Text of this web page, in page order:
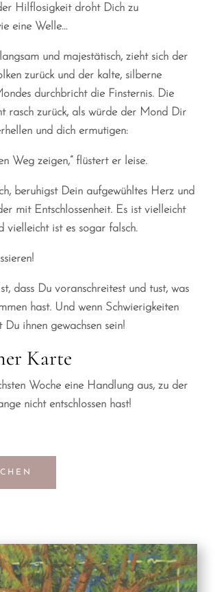
Hilflosigkeit droht Dich zu
eine Welle…
und majestätisch, zieht sich der
zurück und der kalte, silberne
durchbricht die Finsternis. Die
rasch zurück, als würde der Mond Dir
und dich ermutigen:
Weg zeigen,“ flüstert er leise.
beruhigst Dein aufgewühltes Herz und
mit Entschlossenheit. Es ist vielleicht
vielleicht ist es sogar falsch.
dass Du voranschreitest und tust, was
hast. Und wenn Schwierigkeiten
Du ihnen gewachsen sein!
Karte
Woche eine Handlung aus, zu der
nicht entschlossen hast!